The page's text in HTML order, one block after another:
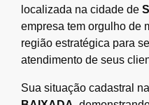
localizada na cidade de
empresa tem orgulho de
região estratégica para
atendimento de seus
Sua situação cadastral